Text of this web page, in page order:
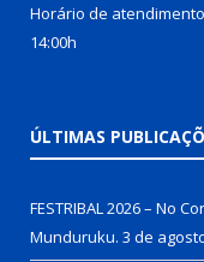
Horário de
14:00h
ÚLTIMAS
FESTRIBAL 2026 – No
Munduruku. 3 de